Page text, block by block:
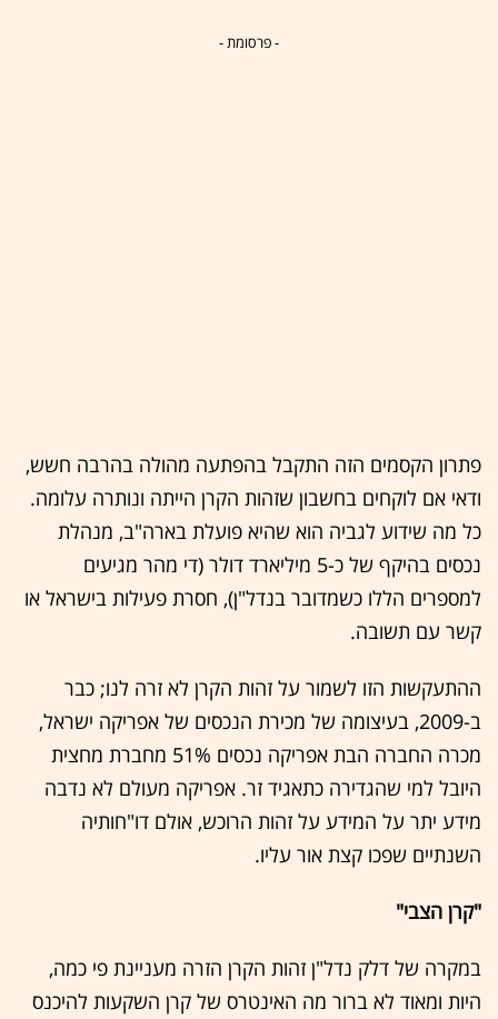
- פרסומת -
פתרון הקסמים הזה התקבל בהפתעה מהולה בהרבה חשש,
ודאי אם לוקחים בחשבון שזהות הקרן הייתה ונותרה עלומה.
כל מה שידוע לגביה הוא שהיא פועלת בארה"ב, מנהלת
נכסים בהיקף של כ-5 מיליארד דולר (די מהר מגיעים
למספרים הללו כשמדובר בנדל"ן), חסרת פעילות בישראל או
קשר עם תשובה.
ההתעקשות הזו לשמור על זהות הקרן לא זרה לנו; כבר
ב-2009, בעיצומה של מכירת הנכסים של אפריקה ישראל,
מכרה החברה הבת אפריקה נכסים 51% מחברת מחצית
היובל למי שהגדירה כתאגיד זר. אפריקה מעולם לא נדבה
מידע יתר על המידע על זהות הרוכש, אולם דו"חותיה
השנתיים שפכו קצת אור עליו.
"קרן הצבי"
במקרה של דלק נדל"ן זהות הקרן הזרה מעניינת פי כמה,
היות ומאוד לא ברור מה האינטרס של קרן השקעות להיכנס